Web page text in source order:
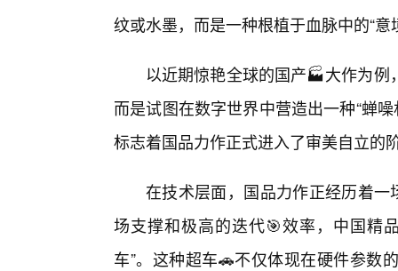
纹或水墨，而是一种根植于血脉中的“意
以近期惊艳全球的国产🏭大作为
而是试图在数字世界中营造出一种“蝉
标志着国品力作正式进入了审美自立的
在技术层面，国品力作正经历着一
场支撑和极高的迭代🎯效率，中国精
车”。这种超车🚗不仅体现在硬件参数